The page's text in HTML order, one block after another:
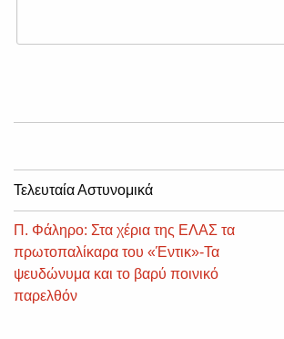
Τελευταία Αστυνομικά
Π. Φάληρο: Στα χέρια της ΕΛΑΣ τα
πρωτοπαλίκαρα του «Έντικ»-Τα
ψευδώνυμα και το βαρύ ποινικό
παρελθόν